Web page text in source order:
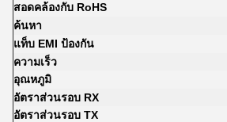
สอดคล้องกับ RoHS
ค้นหา
แท็บ EMI ป้องกัน
ความเร็ว
อุณหภูมิ
อัตราส่วนรอบ RX
อัตราส่วนรอบ TX